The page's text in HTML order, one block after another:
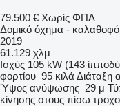
79.500 € Χωρίς ΦΠΑ
Δομικό όχημα -
2019
61.129 χλμ
Ισχύς 105 kW (143
φορτίου 95 κιλά Διάταξη
Ύψος ανύψωσης 29 μ
κίνησης στους πίσω